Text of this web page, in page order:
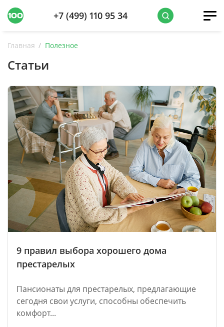
+7 (499) 110 95 34
Главная Полезное
Статьи
9 правил выбора хорошего дома
престарелых
Пансионаты для престарелых, предлагающие
сегодня свои услуги, способны обеспечить
комфорт...